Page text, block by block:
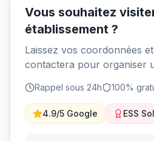
Vous souhaitez
établissement ?
Laissez vos coordonnées
contactera pour organiser
Rappel sous 24h 100%
4.9/5 Google ESS